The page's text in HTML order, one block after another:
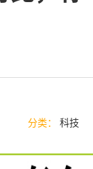
分类： 科技